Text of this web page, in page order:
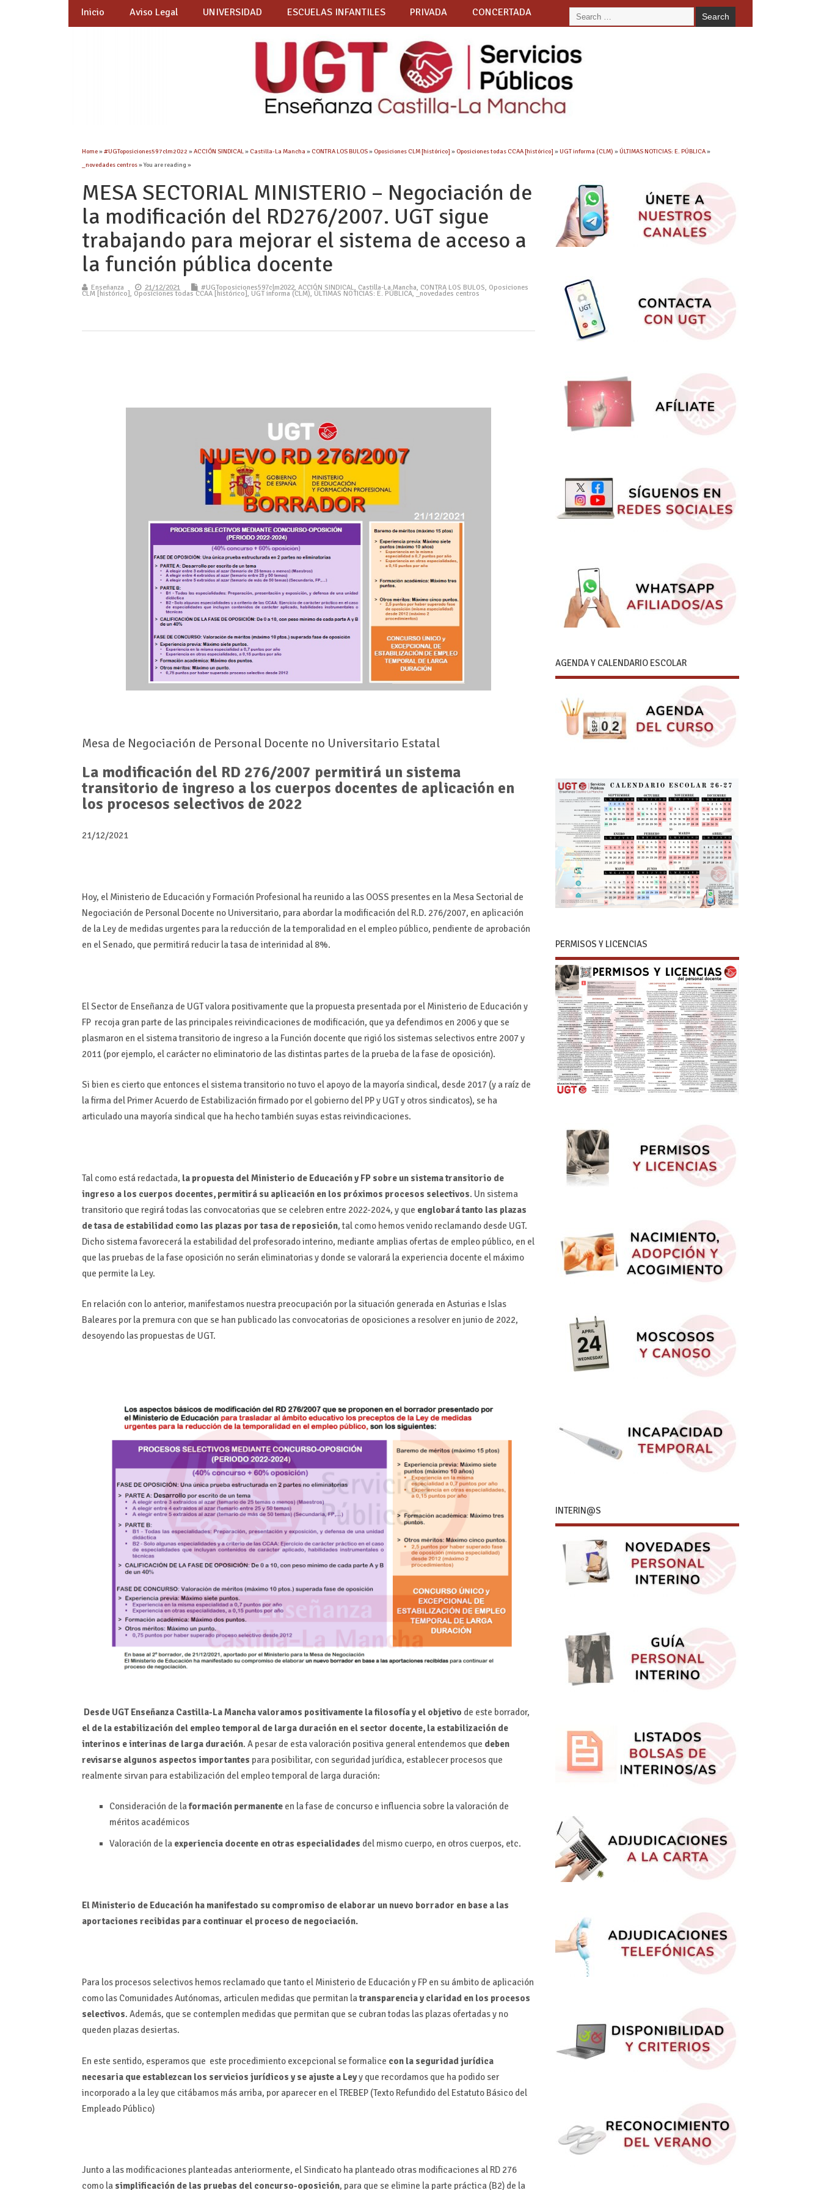
Inicio Aviso Legal UNIVERSIDAD ESCUELAS INFANTILES PRIVADA CONCERTADA
Home»#UGToposiciones597clm2022 »ACCIÓN SINDICAL» Castilla-La Mancha » CONTRA LOS BULOS» Oposiciones CLM [histórico] » Oposiciones todas CCAA [histórico] »UGT informa (CLM) »ÚLTIMAS NOTICIAS: E. PÚBLICA»
_novedades centros» You are reading »
MESA SECTORIAL MINISTERIO – Negociación de
la modificación del RD276/2007. UGT sigue
trabajando para mejorar el sistema de acceso a
la función pública docente
Enseñanza 21/12/2021 #UGToposiciones597clm2022,ACCIÓN SINDICAL, Castilla-La Mancha, CONTRA LOS BULOS, Oposiciones
CLM [histórico], Oposiciones todas CCAA [histórico], UGT informa (CLM), ÚLTIMAS NOTICIAS: E. PÚBLICA, _novedades centros
Mesa de Negociación de Personal Docente no Universitario Estatal
La modificación del RD 276/2007 permitirá un sistema
transitorio de ingreso a los cuerpos docentes de aplicación en
los procesos selectivos de 2022
21/12/2021
Hoy, el Ministerio de Educación y Formación Profesional ha reunido a las OOSS presentes en la Mesa Sectorial de
Negociación de Personal Docente no Universitario, para abordar la modificación del R.D. 276/2007, en aplicación
de la Ley de medidas urgentes para la reducción de la temporalidad en el empleo público, pendiente de aprobación
en el Senado, que permitirá reducir la tasa de interinidad al 8%.
El Sector de Enseñanza de UGT valora positivamente que la propuesta presentada por el Ministerio de Educación y
FP recoja gran parte de las principales reivindicaciones de modificación, que ya defendimos en 2006 y que se
plasmaron en el sistema transitorio de ingreso a la Función docente que rigió los sistemas selectivos entre 2007 y
2011 (por ejemplo, el carácter no eliminatorio de las distintas partes de la prueba de la fase de oposición).
Si bien es cierto que entonces el sistema transitorio no tuvo el apoyo de la mayoría sindical, desde 2017 (y a raíz de
la firma del Primer Acuerdo de Estabilización firmado por el gobierno del PP y UGT y otros sindicatos), se ha
articulado una mayoría sindical que ha hecho también suyas estas reivindicaciones.
Tal como está redactada, la propuesta del Ministerio de Educación y FP sobre un sistema transitorio de
ingreso a los cuerpos docentes, permitirá su aplicación en los próximos procesos selectivos. Un sistema
transitorio que regirá todas las convocatorias que se celebren entre 2022-2024, y que englobará tanto las plazas
de tasa de estabilidad como las plazas por tasa de reposición, tal como hemos venido reclamando desde UGT.
Dicho sistema favorecerá la estabilidad del profesorado interino, mediante amplias ofertas de empleo público, en el
que las pruebas de la fase oposición no serán eliminatorias y donde se valorará la experiencia docente el máximo
que permite la Ley.
En relación con lo anterior, manifestamos nuestra preocupación por la situación generada en Asturias e Islas
Baleares por la premura con que se han publicado las convocatorias de oposiciones a resolver en junio de 2022,
desoyendo las propuestas de UGT.
Desde UGT Enseñanza Castilla-La Mancha valoramos positivamente la filosofía y el objetivo de este borrador,
el de la estabilización del empleo temporal de larga duración en el sector docente, la estabilización de
interinos e interinas de larga duración. A pesar de esta valoración positiva general entendemos que deben
revisarse algunos aspectos importantes para posibilitar, con seguridad jurídica, establecer procesos que
realmente sirvan para estabilización del empleo temporal de larga duración:
Consideración de laformación permanente en la fase de concurso e influencia sobre la valoración de
méritos académicos
Valoración de la experiencia docente en otras especialidades del mismo cuerpo, en otros cuerpos, etc.
El Ministerio de Educación ha manifestado su compromiso de elaborar un nuevo borrador en base a las
aportaciones recibidas para continuar el proceso de negociación.
Para los procesos selectivos hemos reclamado que tanto el Ministerio de Educación y FP en su ámbito de aplicación
como las Comunidades Autónomas, articulen medidas que permitan latransparencia y claridad en los procesos
selectivos. Además, que se contemplen medidas que permitan que se cubran todas las plazas ofertadas y no
queden plazas desiertas.
En este sentido, esperamos que este procedimiento excepcional se formalice con la seguridad jurídica
necesaria que establezcan los servicios jurídicos y se ajuste a Leyy que recordamos que ha podido ser
incorporado a la ley que citábamos más arriba, por aparecer en el TREBEP (Texto Refundido del Estatuto Básico del
Empleado Público)
Junto a las modificaciones planteadas anteriormente, el Sindicato ha planteado otras modificaciones al RD 276
como la simplificación de las pruebas del concurso-oposición, para que se elimine la parte práctica (B2) de la
AGENDA Y CALENDARIO ESCOLAR
PERMISOS Y LICENCIAS
INTERIN@S